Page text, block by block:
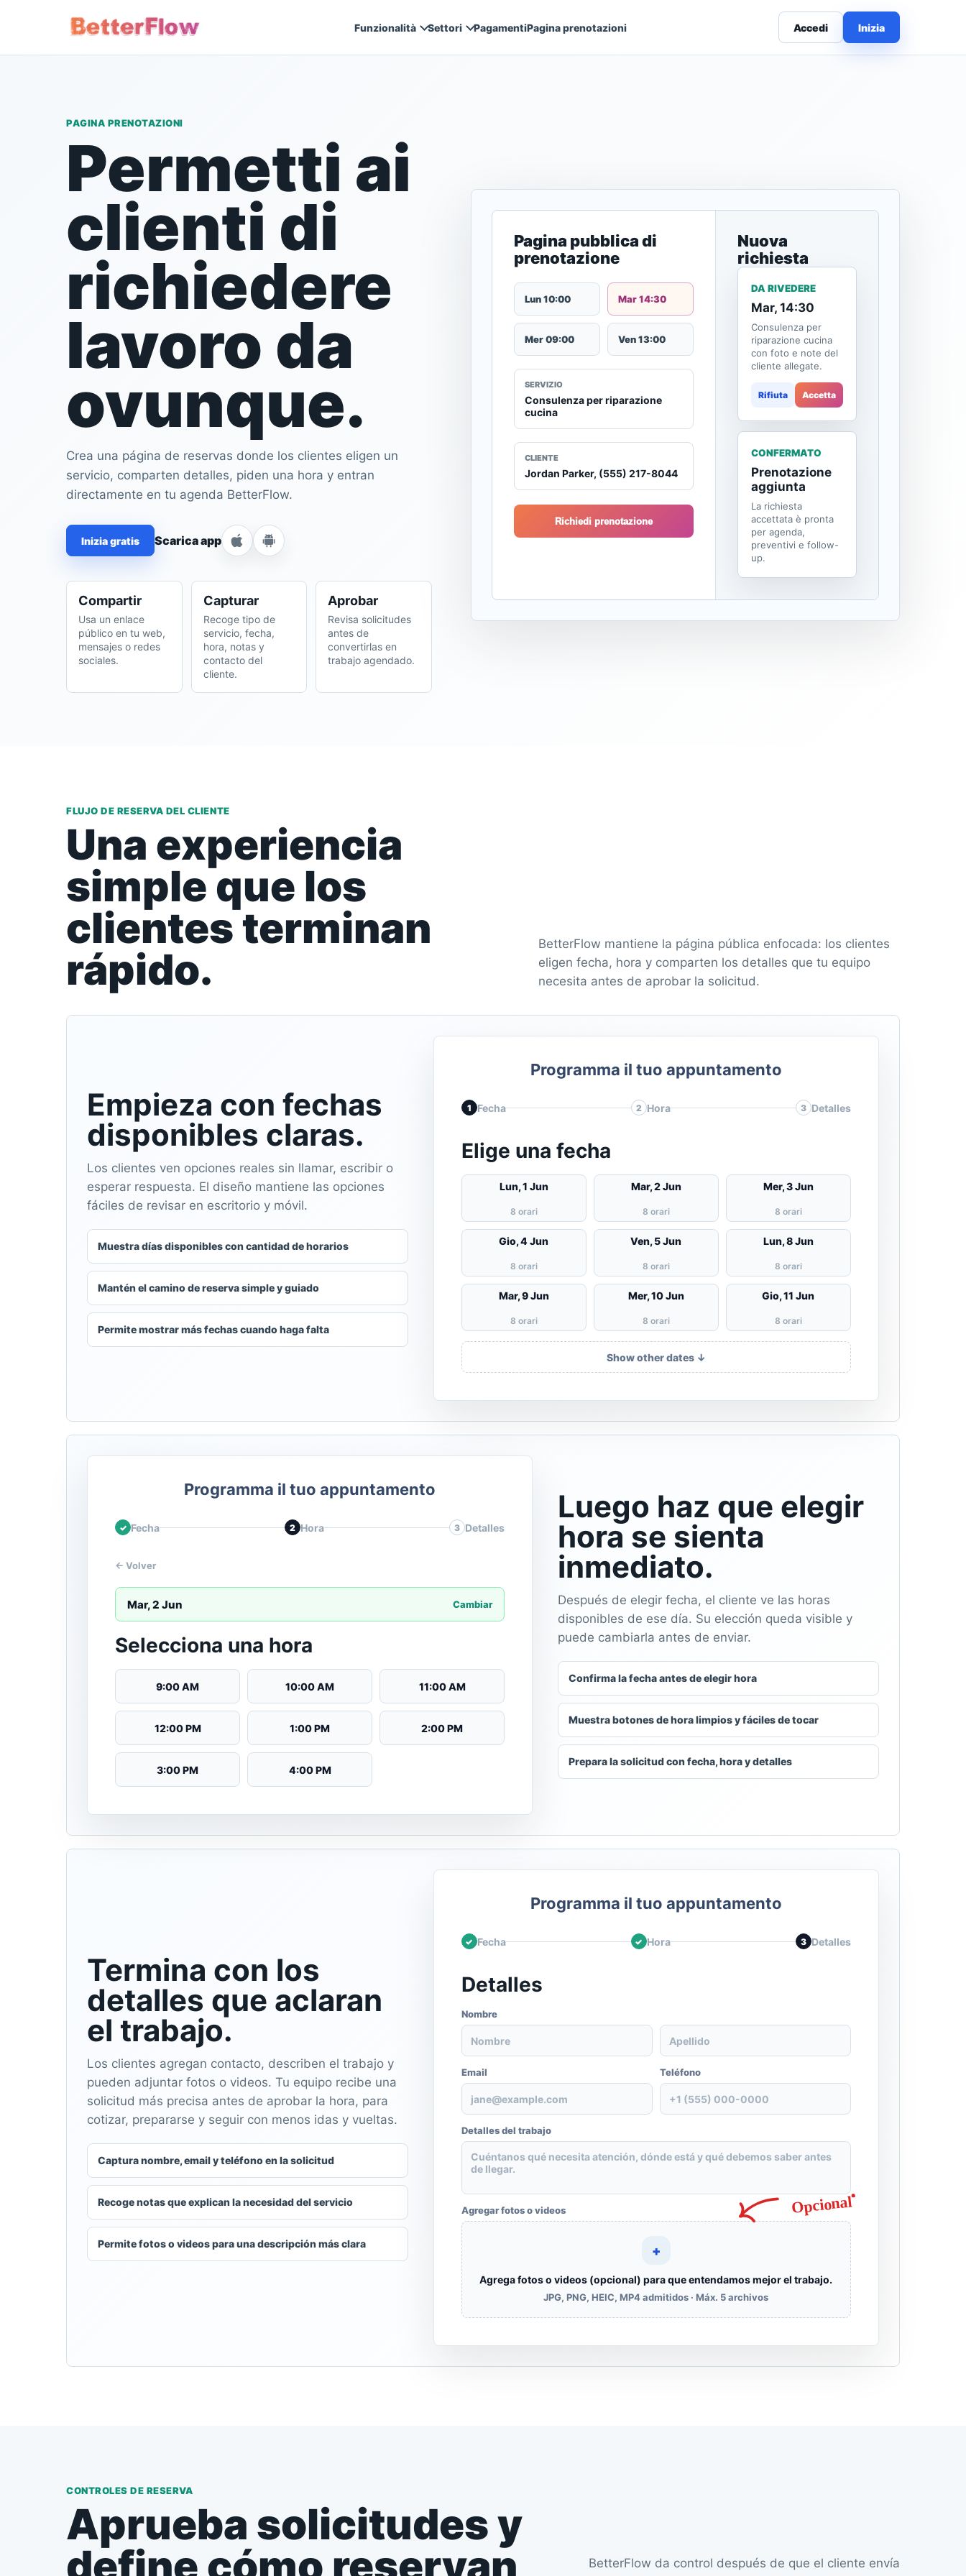
Funzionalità
Pagamenti
Capturar in person or send a payment link.
Add visual proof before customers approve.
Notifications
See the activity that needs attention. Tieni insieme contatti e storico.
Settori
Tourism
Guests, paid bookings, and trip reminders.
up.
Events
Fechas, estimates, deposits, invoices, and
alerts.
Entrepreneurs
A connected workflow for growing service
Client records, quotes, invoices, and
payment.
PagamentiPagina prenotazioni Accedi Inizia
PAGINA PRENOTAZIONI
Permetti ai
clienti di
richiedere
lavoro da
ovunque.
Crea una página de reservas donde los clientes eligen un
servicio, comparten detalles, piden una hora y entran
directamente en tu agenda BetterFlow.
Inizia gratis Scarica app
Compartir
Usa un enlace
público en tu web,
mensajes o redes
sociales.
Capturar
Recoge tipo de
servicio, fecha,
hora, notas y
contacto del
cliente.
Aprobar
Revisa solicitudes
antes de
convertirlas en
trabajo agendado.
Pagina pubblica di
prenotazione
Lun 10:00 Mar 14:30
Mer 09:00 Ven 13:00
SERVIZIO
Consulenza per riparazione
cucina
CLIENTE
Jordan Parker, (555) 217-8044
Richiedi prenotazione
Nuova
richiesta
DA RIVEDERE
Mar, 14:30
Consulenza per
riparazione cucina
con foto e note del
cliente allegate.
Rifiuta Accetta
CONFERMATO
Prenotazione
aggiunta
La richiesta
accettata è pronta
per agenda,
preventivi e follow-
up.
FLUJO DE RESERVA DEL CLIENTE
Una experiencia
simple que los
clientes terminan
rápido.
BetterFlow mantiene la página pública enfocada: los clientes
eligen fecha, hora y comparten los detalles que tu equipo
necesita antes de aprobar la solicitud.
Empieza con fechas
disponibles claras.
Los clientes ven opciones reales sin llamar, escribir o
esperar respuesta. El diseño mantiene las opciones
fáciles de revisar en escritorio y móvil.
Muestra días disponibles con cantidad de horarios
Mantén el camino de reserva simple y guiado
Permite mostrar más fechas cuando haga falta
Programma il tuo appuntamento
1 Fecha 2 Hora 3 Detalles
Elige una fecha
Lun, 1 Jun
8 orari
Mar, 2 Jun
8 orari
Mer, 3 Jun
8 orari
Gio, 4 Jun
8 orari
Ven, 5 Jun
8 orari
Lun, 8 Jun
8 orari
Mar, 9 Jun
8 orari
Mer, 10 Jun
8 orari
Gio, 11 Jun
8 orari
Show other dates ↓
Luego haz que elegir
hora se sienta
inmediato.
Después de elegir fecha, el cliente ve las horas
disponibles de ese día. Su elección queda visible y
puede cambiarla antes de enviar.
Confirma la fecha antes de elegir hora
Muestra botones de hora limpios y fáciles de tocar
Prepara la solicitud con fecha, hora y detalles
Programma il tuo appuntamento
✓ Fecha 2 Hora 3 Detalles
← Volver
Mar, 2 Jun Cambiar
Selecciona una hora
9:00 AM 10:00 AM 11:00 AM
12:00 PM 1:00 PM 2:00 PM
3:00 PM 4:00 PM
Termina con los
detalles que aclaran
el trabajo.
Los clientes agregan contacto, describen el trabajo y
pueden adjuntar fotos o videos. Tu equipo recibe una
solicitud más precisa antes de aprobar la hora, para
cotizar, prepararse y seguir con menos idas y vueltas.
Captura nombre, email y teléfono en la solicitud
Recoge notas que explican la necesidad del servicio
Permite fotos o videos para una descripción más clara
Programma il tuo appuntamento
✓ Fecha ✓ Hora 3 Detalles
Detalles
Nombre
Nombre Apellido
Email
jane@example.com
Teléfono
+1 (555) 000-0000
Detalles del trabajo
Cuéntanos qué necesita atención, dónde está y qué debemos saber antes
de llegar.
Agregar fotos o videos Opcional
+
Agrega fotos o videos (opcional) para que entendamos mejor el trabajo.
JPG, PNG, HEIC, MP4 admitidos · Máx. 5 archivos
CONTROLES DE RESERVA
Aprueba solicitudes y
define cómo reservan
BetterFlow da control después de que el cliente envía